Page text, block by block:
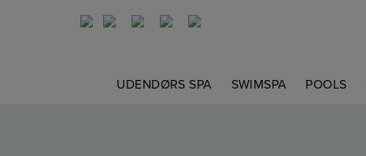
UDENDØRS SPA SWIMSPA POOLS